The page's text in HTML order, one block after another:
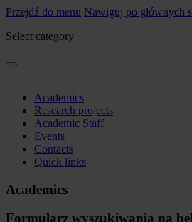
Przejdź do menu Nawiguj po głównych
Select category
Academics
Research projects
Academic Staff
Events
Contacts
Quick links
Academics
Formularz wyszukiwania na